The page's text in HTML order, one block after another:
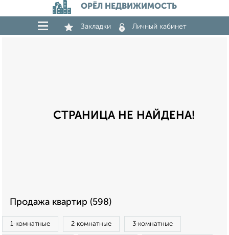
ОРЁЛ НЕДВИЖИМОСТЬ
Закладки Личный кабинет
СТРАНИЦА НЕ НАЙДЕНА!
Продажа квартир (598)
1‑комнатные 2‑комнатные 3‑комнатные